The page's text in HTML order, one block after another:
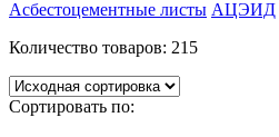
Асбестоцементные листы АЦЭИД
Количество товаров: 215
Сортировать по: